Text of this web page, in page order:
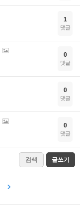
1
댓글
0
댓글
0
댓글
0
댓글
검색 글쓰기